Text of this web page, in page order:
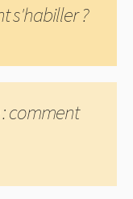
s'habiller ?
: comment